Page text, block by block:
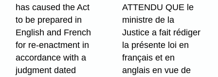
has caused the Act
to be prepared in
English and French
for re-enactment in
accordance with a
judgment dated
ATTENDU QUE le
ministre de la
Justice a fait rédiger
la présente loi en
français et en
anglais en vue de